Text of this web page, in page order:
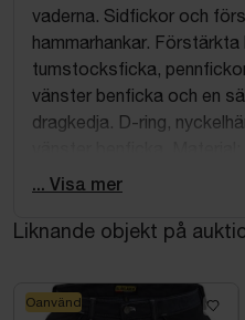
vaderna. Sidfickor och
hammarhankar.
tumstocksficka,
vänster benficka och en
dragkedja. D-ring,
Stretch 47% Polyamid
tex-certifierad.
... Visa mer
Liknande objekt på
Oanvänd